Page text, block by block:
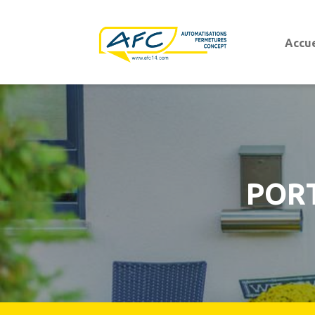
Porte de garage sectionnelle latérale
Porte de garage enroulable
Porte de garage battante ouvrant à la
Portails modernes
Portails
Portails authentiques